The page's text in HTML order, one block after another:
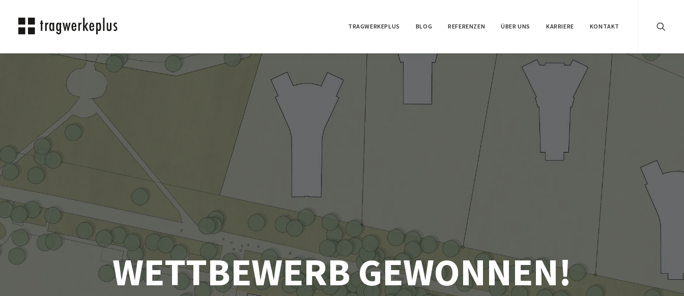
TRAGWERKEPLUS BLOG REFERENZEN ÜBER UNS KARRIERE KONTAKT
WETTBEWERB GEWONNEN!